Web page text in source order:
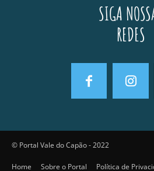
SIGA
REDES
© Portal Vale do Capão - 2022
Home Sobre o Portal Política de